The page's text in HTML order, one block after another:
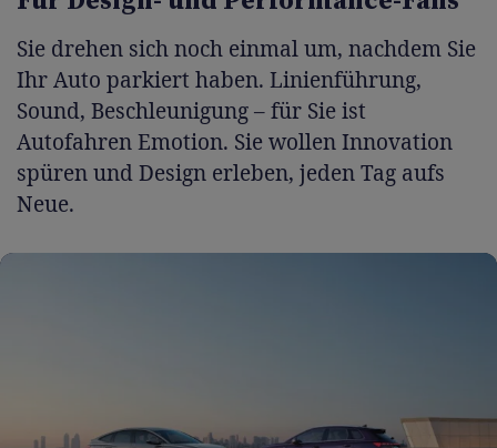
Sie drehen sich noch einmal um, nachdem Sie
Ihr Auto parkiert haben. Linienführung,
Sound, Beschleunigung – für Sie ist
Autofahren Emotion. Sie wollen Innovation
spüren und Design erleben, jeden Tag aufs
Neue.